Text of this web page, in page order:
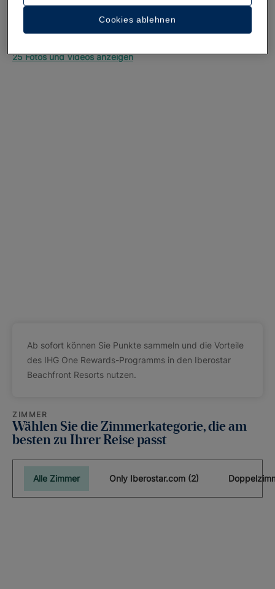
Ein Rundgang durch das Hotel
25 Fotos und Videos anzeigen
Ab sofort können Sie Punkte sammeln und die Vorteile
des IHG One Rewards-Programms in den Iberostar
Beachfront Resorts nutzen.
ZIMMER
Wählen Sie die Zimmerkategorie, die am
besten zu Ihrer Reise passt
Alle Zimmer Only Iberostar.com (2)
Cookies ablehnen